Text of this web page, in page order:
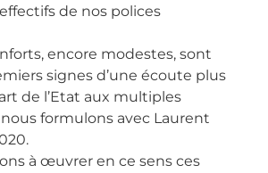
de nos polices
encore modestes, sont
signes d’une écoute plus
de l’Etat aux multiples
formulons avec Laurent
à œuvrer en ce sens ces